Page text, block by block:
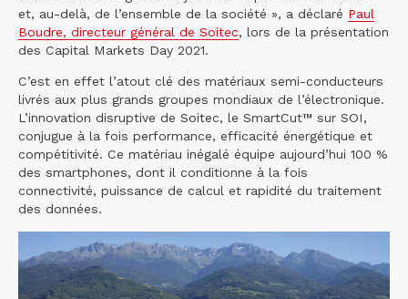
et, au-delà, de l’ensemble de la société », a déclaré Paul
Boudre, directeur général de Soitec, lors de la présentation
des Capital Markets Day 2021.
C’est en effet l’atout clé des matériaux semi-conducteurs
livrés aux plus grands groupes mondiaux de l’électronique.
L’innovation disruptive de Soitec, le SmartCut™ sur SOI,
conjugue à la fois performance, efficacité énergétique et
compétitivité. Ce matériau inégalé équipe aujourd’hui 100 %
des smartphones, dont il conditionne à la fois
connectivité, puissance de calcul et rapidité du traitement
des données.